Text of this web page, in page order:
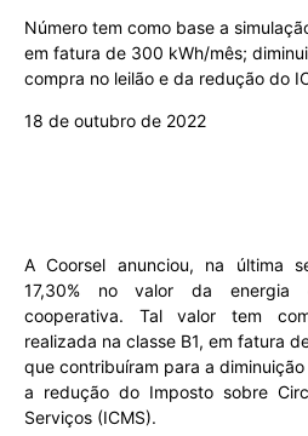
Número tem como base a
em fatura de 300 kWh/mês;
compra no leilão e da redução do
18 de outubro de 2022
A Coorsel anunciou, na última
17,30% no valor da energia
cooperativa. Tal valor tem
realizada na classe B1, em fatura
que contribuíram para a
a redução do Imposto sobre
Serviços (ICMS).